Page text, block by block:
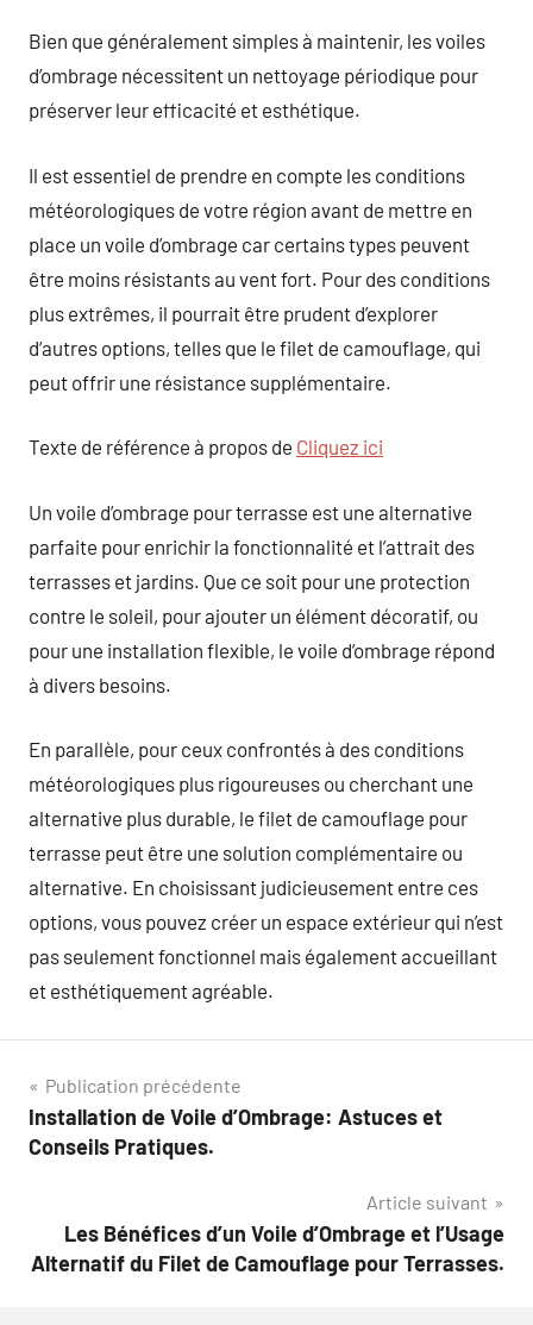
Bien que généralement simples à maintenir, les voiles
d’ombrage nécessitent un nettoyage périodique pour
préserver leur efficacité et esthétique.
Il est essentiel de prendre en compte les conditions
météorologiques de votre région avant de mettre en
place un voile d’ombrage car certains types peuvent
être moins résistants au vent fort. Pour des conditions
plus extrêmes, il pourrait être prudent d’explorer
d’autres options, telles que le filet de camouflage, qui
peut offrir une résistance supplémentaire.
Texte de référence à propos de Cliquez ici
Un voile d’ombrage pour terrasse est une alternative
parfaite pour enrichir la fonctionnalité et l’attrait des
terrasses et jardins. Que ce soit pour une protection
contre le soleil, pour ajouter un élément décoratif, ou
pour une installation flexible, le voile d’ombrage répond
à divers besoins.
En parallèle, pour ceux confrontés à des conditions
météorologiques plus rigoureuses ou cherchant une
alternative plus durable, le filet de camouflage pour
terrasse peut être une solution complémentaire ou
alternative. En choisissant judicieusement entre ces
options, vous pouvez créer un espace extérieur qui n’est
pas seulement fonctionnel mais également accueillant
et esthétiquement agréable.
Navigation
de
Publication précédente
Installation de Voile d’Ombrage: Astuces et
Conseils Pratiques.
Article suivant
Les Bénéfices d’un Voile d’Ombrage et l’Usage
Alternatif du Filet de Camouflage pour Terrasses.